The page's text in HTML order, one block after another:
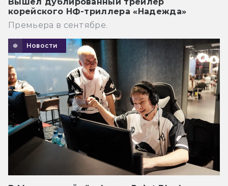
корейского НФ-триллера «Надежда»
Премьера в сентябре.
Новости